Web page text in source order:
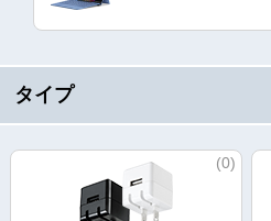
タイプ
(0)